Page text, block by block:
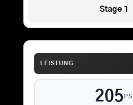
Stage 1
LEISTUNG
205 PS